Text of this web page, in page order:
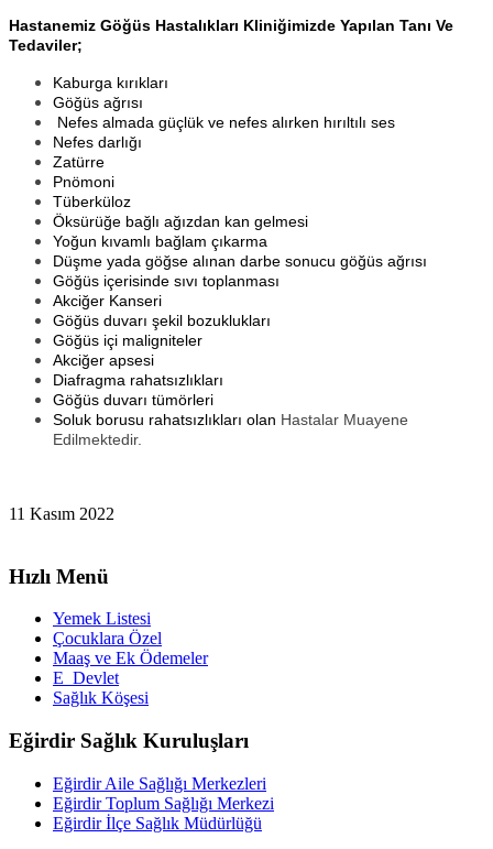
Hastanemiz Göğüs Hastalıkları Kliniğimizde Yapılan Tanı Ve
Tedaviler;
Kaburga kırıkları
Göğüs ağrısı
Nefes almada güçlük ve nefes alırken hırıltılı ses
Nefes darlığı
Zatürre
Pnömoni
Tüberküloz
Öksürüğe bağlı ağızdan kan gelmesi
Yoğun kıvamlı bağlam çıkarma
Düşme yada göğse alınan darbe sonucu göğüs ağrısı
Göğüs içerisinde sıvı toplanması
Akciğer Kanseri
Göğüs duvarı şekil bozuklukları
Göğüs içi maligniteler
Akciğer apsesi
Diafragma rahatsızlıkları
Göğüs duvarı tümörleri
Soluk borusu rahatsızlıkları olan Hastalar Muayene
Edilmektedir.
11 Kasım 2022
Hızlı Menü
Yemek Listesi
Çocuklara Özel
Maaş ve Ek Ödemeler
E_Devlet
Sağlık Köşesi
Eğirdir Sağlık Kuruluşları
Eğirdir Aile Sağlığı Merkezleri
Eğirdir Toplum Sağlığı Merkezi
Eğirdir İlçe Sağlık Müdürlüğü